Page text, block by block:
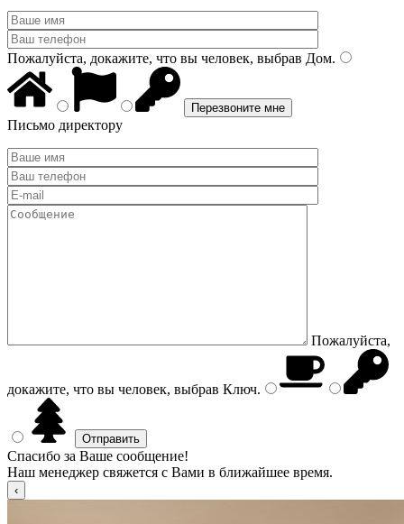
Пожалуйста, докажите, что вы человек, выбрав Дом.
Письмо директору
Пожалуйста,
докажите, что вы человек, выбрав Ключ.
Спасибо за Ваше сообщение!
Наш менеджер свяжется с Вами в ближайшее время.